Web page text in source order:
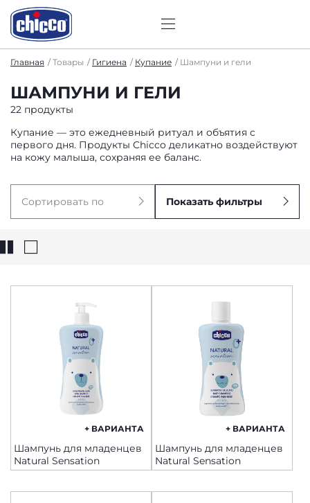
Главная Товары Гигиена Купание Шампуни и гели
ШАМПУНИ И ГЕЛИ
22 продукты
Купание — это ежедневный ритуал и объятия с
первого дня. Продукты Chicco деликатно воздействуют
на кожу малыша, сохраняя ее баланс.
Сортировать по Показать фильтры
+ ВАРИАНТА
Шампунь для младенцев
Natural Sensation
+ ВАРИАНТА
Шампунь для младенцев
Natural Sensation